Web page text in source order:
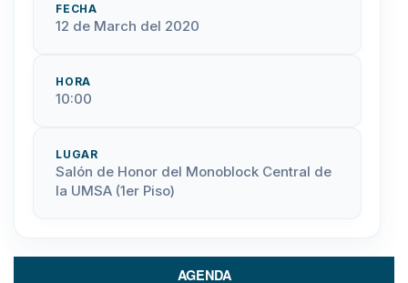
FECHA
12 de March del 2020
HORA
10:00
LUGAR
Salón de Honor del Monoblock Central de
la UMSA (1er Piso)
AGENDA